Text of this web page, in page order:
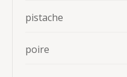
pistache
poire